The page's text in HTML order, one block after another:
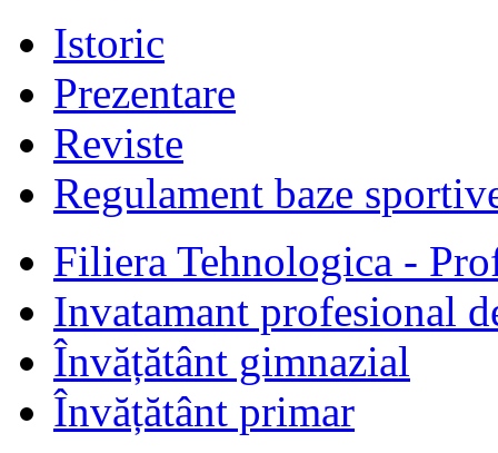
Istoric
Prezentare
Reviste
Regulament baze
Filiera Tehnologica -
Invatamant profesional
Învățătânt gimnazial
Învățătânt primar